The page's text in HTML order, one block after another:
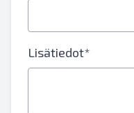
Lisätiedot*